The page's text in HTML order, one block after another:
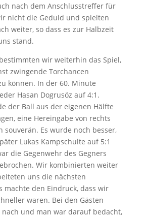
nach dem Anschlusstreffer für
nicht die Geduld und spielten
weiter, so dass es zur Halbzeit
stand.
wir weiterhin das Spiel,
zwingende Torchancen
können. In der 60. Minute
Hasan Dogrusöz auf 4:1.
der Ball aus der eigenen Hälfte
eine Hereingabe von rechts
souverän. Es wurde noch besser,
Lukas Kampschulte auf 5:1
die Gegenwehr des Gegners
Wir kombinierten weiter
uns die nächsten
machte den Eindruck, dass wir
waren. Bei den Gästen
und man war darauf bedacht,